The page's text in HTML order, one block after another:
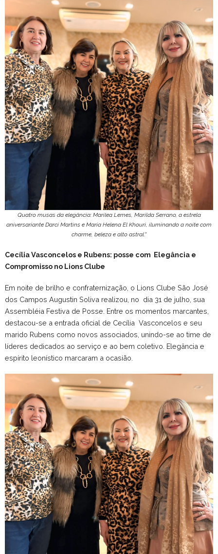
Quatro musas da elegância: Marilea Lemes, Marilda Serrano, a estrela
aniversariante Darci Martins e Maria Helena El Khouri, iluminando a noite com
charme, beleza e alto astral.”
Cecília Vasconcelos e Rubens: posse com Elegância e
Compromisso no Lions Clube
Em noite de brilho e confraternização, o Lions Clube São José
dos Campos Augustin Soliva realizou, no dia 31 de julho, sua
Assembléia Festiva de Posse. Entre os momentos marcantes,
destacou-se a entrada oficial de Cecília Vasconcelos e seu
marido Rubens como novos associados, unindo-se ao time de
líderes dedicados ao serviço e ao bem coletivo. Elegância e
espírito leonístico marcaram a ocasião.